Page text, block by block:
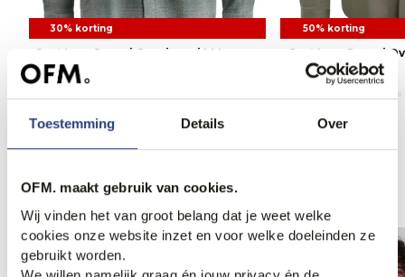
Toestemming Details Over
OFM. maakt gebruik van cookies.
Wij vinden het van groot belang dat je weet welke
cookies onze website inzet en voor welke doeleinden ze
gebruikt worden.
30% korting
Cast Iron Casual Overhemd LM
99,99
69,95
50% korting
Cast Iron Casual
89,99
44,95
Anderen bekeken ook